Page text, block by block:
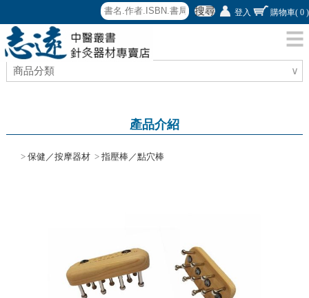
搜尋 登入 購物車( 0 )
商品分類 ∨
產品介紹
>保健／按摩器材 >指壓棒／點穴棒